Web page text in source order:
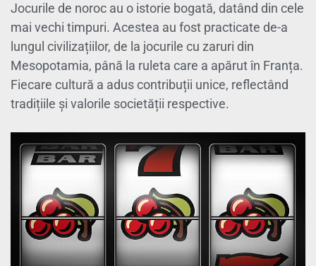
Jocurile de noroc au o istorie bogată, datând din cele
mai vechi timpuri. Acestea au fost practicate de-a
lungul civilizațiilor, de la jocurile cu zaruri din
Mesopotamia, până la ruleta care a apărut în Franța.
Fiecare cultură a adus contribuții unice, reflectând
tradițiile și valorile societății respective.